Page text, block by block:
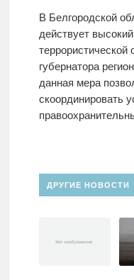
В Белгородской
действует
губернатора
данная мера
скоординировать
ДРУГИЕ НОВОСТИ